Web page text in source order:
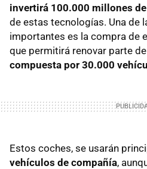
invertirá 100.000 millones
de estas tecnologías. Una de
importantes es la compra de
que permitirá renovar parte
compuesta por 30.000
Estos coches, se usarán
vehículos de compañía,